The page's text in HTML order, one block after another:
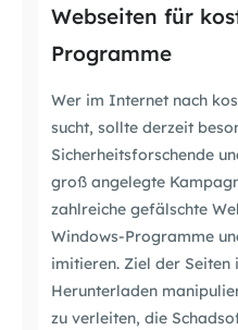
Webseiten für
Programme
Wer im Internet nach
sucht, sollte derzeit
Sicherheitsforschende
groß angelegte
zahlreiche gefälschte
Windows-Programme
imitieren. Ziel der Seiten
Herunterladen
zu verleiten, die